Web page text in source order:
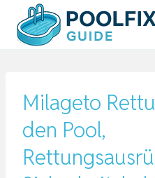
Inhalt
springen
Milageto
den Pool,